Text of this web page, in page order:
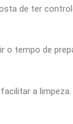
de ter
o tempo de
a